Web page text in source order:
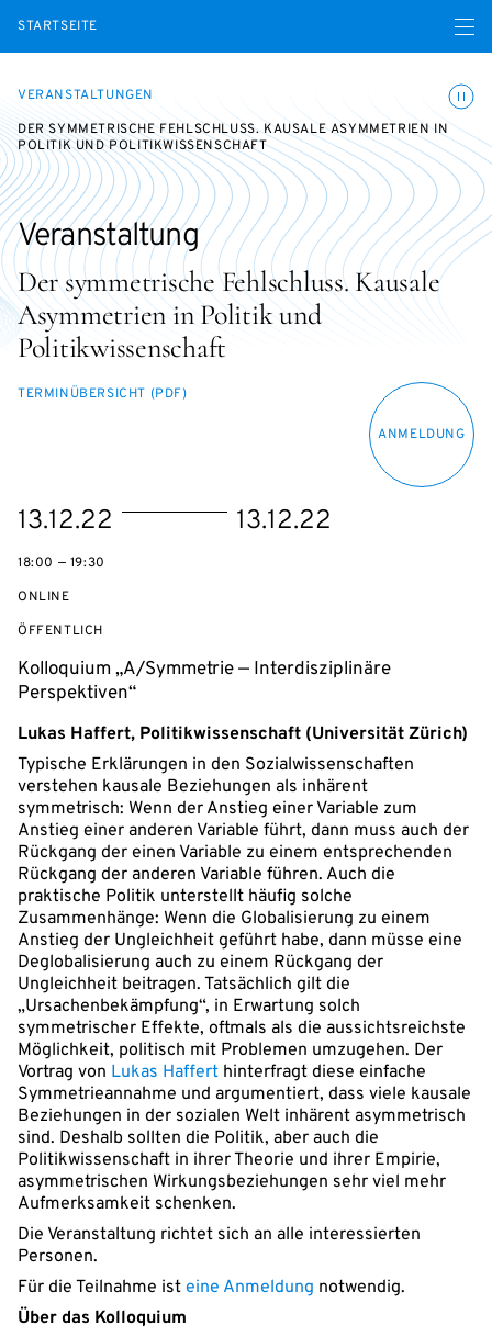
STARTSEITE Menü
VERANSTALTUNGEN
DER SYMMETRISCHE FEHLSCHLUSS. KAUSALE ASYMMETRIEN IN
POLITIK UND POLITIKWISSENSCHAFT
Der symmetrische Fehlschluss. Kausale
Asymmetrien in Politik und
Politikwissenschaft
Veranstaltung
ANMELDUNG
TERMINÜBERSICHT (PDF)
eventBeginsOn
13.12.22
eventEndsOn 13.12.22
18:00 — 19:30
ONLINE
VERANSTALTUNGSZUGANG:
ÖFFENTLICH
Kolloquium „A/Symmetrie — Interdisziplinäre
Perspektiven“
Lukas Haffert, Politikwissenschaft (Universität Zürich)
Typische Erklärungen in den Sozialwissenschaften
verstehen kausale Beziehungen als inhärent
symmetrisch: Wenn der Anstieg einer Variable zum
Anstieg einer anderen Variable führt, dann muss auch der
Rückgang der einen Variable zu einem entsprechenden
Rückgang der anderen Variable führen. Auch die
praktische Politik unterstellt häufig solche
Zusammenhänge: Wenn die Globalisierung zu einem
Anstieg der Ungleichheit geführt habe, dann müsse eine
Deglobalisierung auch zu einem Rückgang der
Ungleichheit beitragen. Tatsächlich gilt die
„Ursachenbekämpfung“, in Erwartung solch
symmetrischer Effekte, oftmals als die aussichtsreichste
Möglichkeit, politisch mit Problemen umzugehen. Der
Vortrag von Lukas Haffert hinterfragt diese einfache
Symmetrieannahme und argumentiert, dass viele kausale
Beziehungen in der sozialen Welt inhärent asymmetrisch
sind. Deshalb sollten die Politik, aber auch die
Politikwissenschaft in ihrer Theorie und ihrer Empirie,
asymmetrischen Wirkungsbeziehungen sehr viel mehr
Aufmerksamkeit schenken.
Die Veranstaltung richtet sich an alle interessierten
Personen.
Für die Teilnahme ist eine Anmeldung notwendig.
Über das Kolloquium